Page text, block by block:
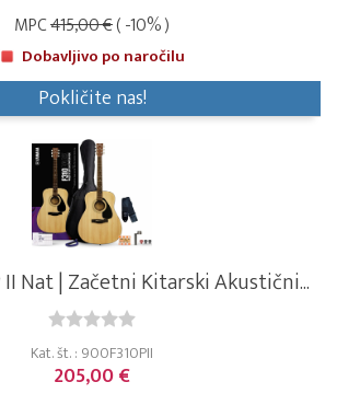
MPC415,00 €( -10% )
Dobavljivo po naročilu
Pokličite nas!
II Nat | Začetni Kitarski Akustični...
Kat. št. : 900F310PII
205,00 €